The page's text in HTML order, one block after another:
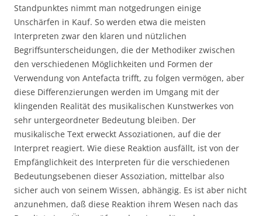
Standpunktes nimmt man notgedrungen einige
Unschärfen in Kauf. So werden etwa die meisten
Interpreten zwar den klaren und nützlichen
Begriffsunterscheidungen, die der Methodiker zwischen
den verschiedenen Möglichkeiten und Formen der
Verwendung von Antefacta trifft, zu folgen vermögen, aber
diese Differenzierungen werden im Umgang mit der
klingenden Realität des musikalischen Kunstwerkes von
sehr untergeordneter Bedeutung bleiben. Der
musikalische Text erweckt Assoziationen, auf die der
Interpret reagiert. Wie diese Reaktion ausfällt, ist von der
Empfänglichkeit des Interpreten für die verschiedenen
Bedeutungsebenen dieser Assoziation, mittelbar also
sicher auch von seinem Wissen, abhängig. Es ist aber nicht
anzunehmen, daß diese Reaktion ihrem Wesen nach das